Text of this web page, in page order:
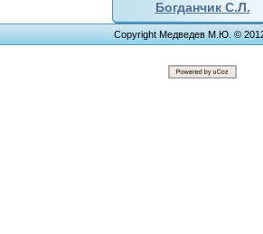
Богданчик С.Л.
Copyright Медведев М.Ю. ©